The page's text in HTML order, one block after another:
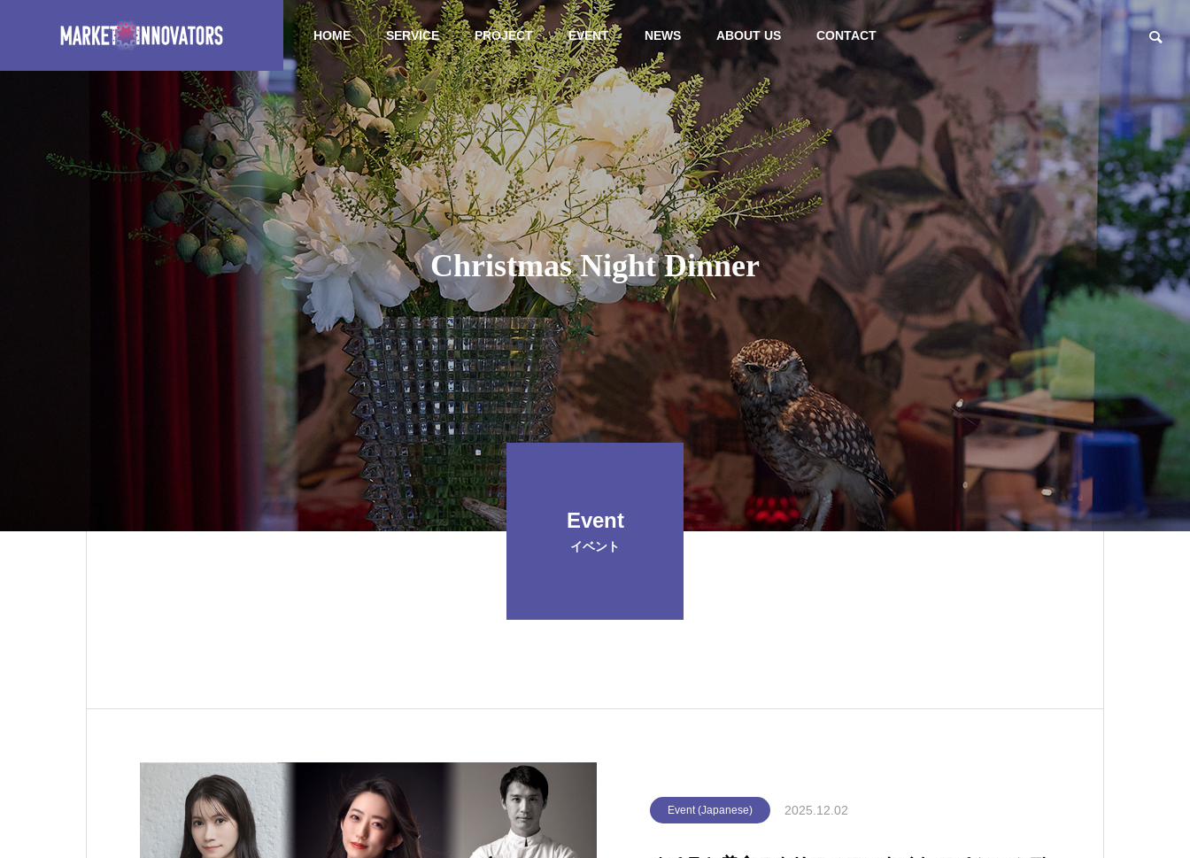
HOME SERVICE PROJECT EVENT NEWS ABOUT US CONTACT
SERVICE
DEGITAL
MARKETING
Digital Growth Hack
DESIGN & DEV
Design &
Development
STRATEGY PLAN
Promotion Strategy
Planning
SEMINAR
Seminars and
Attracting Customers
EVENT
イベント
Event (Japanese) Event (Japanese)
山下拓也ゲストシェフによ
るスペシャルディナーのご
案内
Event (Japanese)
山下拓也ゲストシェフによ
るスペシャルディナー「淡
路島の恵み: ミシュランの
輝きと共に歩む美食の旅」
のご案内
Event (Japanese)
艾大輔ゲストシェフによる
クリスマスディナーのご案
内
Event
高山太郎ゲ
るスペシャ
ABOUT US OUTLINE HISTORY ACCESS
Christmas Night Dinner
Event
イベント
Event (Japanese) 2025.12.02